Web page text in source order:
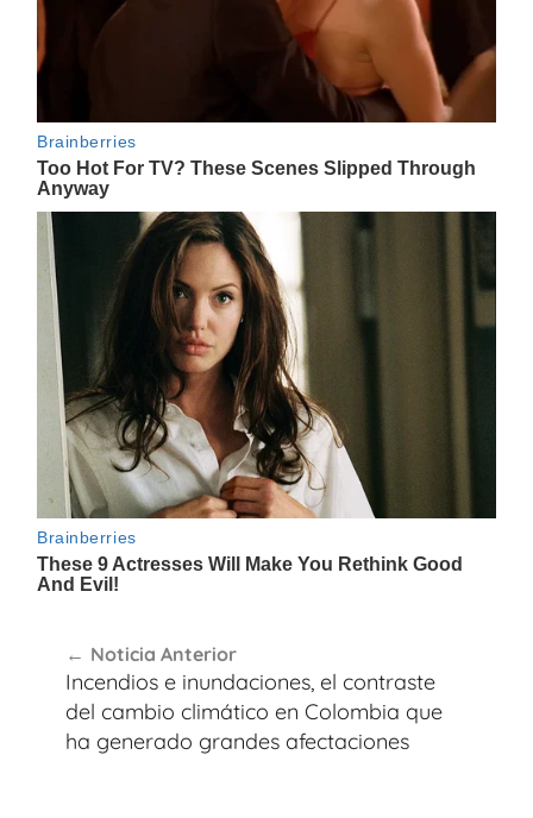
de
entradas
Noticia Anterior
Incendios e inundaciones, el contraste
del cambio climático en Colombia que
ha generado grandes afectaciones